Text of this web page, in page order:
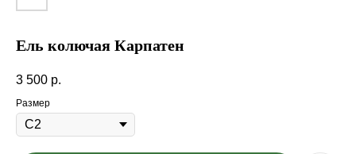
Ель колючая Карпатен
3 500 р.
Размер